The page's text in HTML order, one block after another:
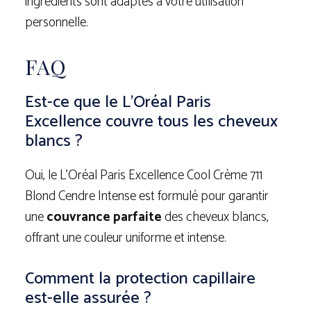
personnelle.
FAQ
Est-ce que le L’Oréal Paris
Excellence couvre tous les cheveux
blancs ?
Oui, le L’Oréal Paris Excellence Cool Crème 711
Blond Cendre Intense est formulé pour garantir
unecouvrance parfaitedes cheveux blancs,
offrant une couleur uniforme et intense.
Comment la protection capillaire
est-elle assurée ?